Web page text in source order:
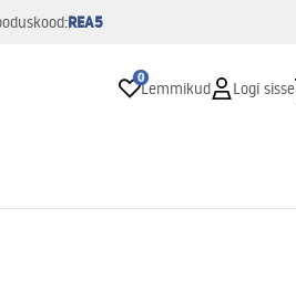
REA5
0
Lemmikud Logi sisse